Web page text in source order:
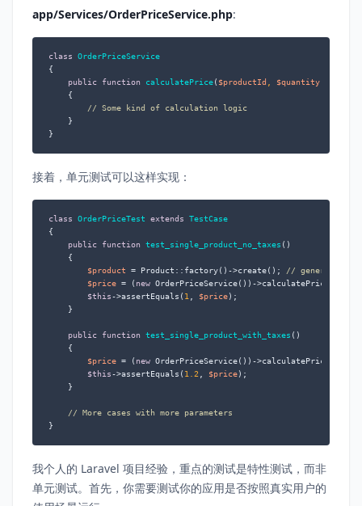
app/Services/OrderPriceService.php:
class
OrderPriceService
{
public
function calculatePrice( $productId $quantity,
{
// Some kind of calculation logic
    }
}
接着，单元测试可以这样实现：
class OrderPriceTest extends
TestCase
{
public
function test_single_product_no_taxes ( )
{
$product = Product::factory()->create();
// generate a
$price = ( new OrderPriceService())->calculatePrice(
$this->assertEquals( 1 $price);
    }
public function test_single_product_with_taxes ( )
{
$price = ( new OrderPriceService())->calculatePrice(
$this->assertEquals( 1.2 $price);
    }
// More cases with more parameters
}
我个人的 Laravel 项目经验，重点的测试是特性测试，而非
单元测试。首先，你需要测试你的应用是否按照真实用户的